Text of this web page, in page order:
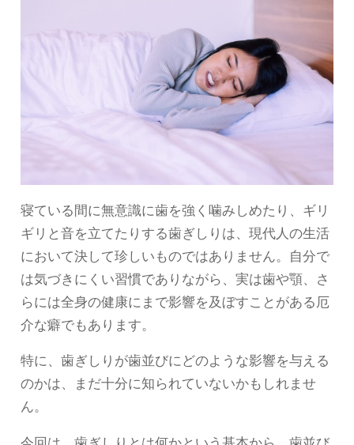
寝ている間に無意識に歯を強く噛みしめたり、ギリ
ギリと音を立てたりする歯ぎしりは、現代人の生活
において決して珍しいものではありません。自分で
は気づきにくい習慣でありながら、実は歯や顎、さ
らには全身の健康にまで影響を及ぼすことがある厄
介な癖でもあります。
特に、歯ぎしりが歯並びにどのような影響を与える
のかは、まだ十分に知られていないかもしれませ
ん。